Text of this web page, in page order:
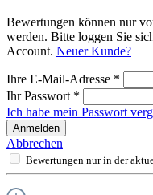
Bewertungen können nur
werden. Bitte loggen Sie
Account. Neuer Kunde?
Ihre E-Mail-Adresse *
Ihr Passwort *
Ich habe mein Passwort
Anmelden
Abbrechen
Bewertungen nur in der